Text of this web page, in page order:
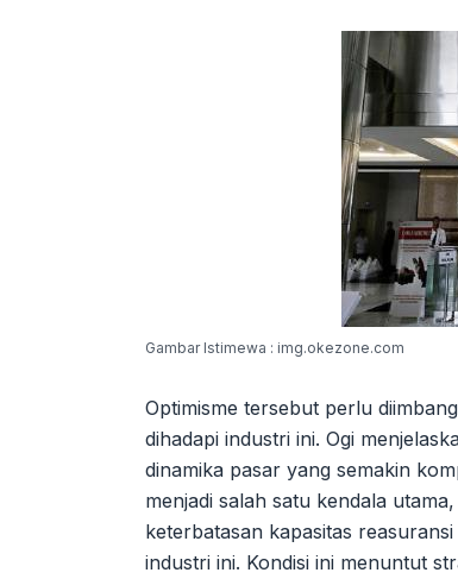
Gambar Istimewa : img.okezone.com
Optimisme tersebut perlu
dihadapi industri ini. Ogi
dinamika pasar yang semakin
menjadi salah satu kendala
keterbatasan kapasitas
industri ini. Kondisi ini menuntut